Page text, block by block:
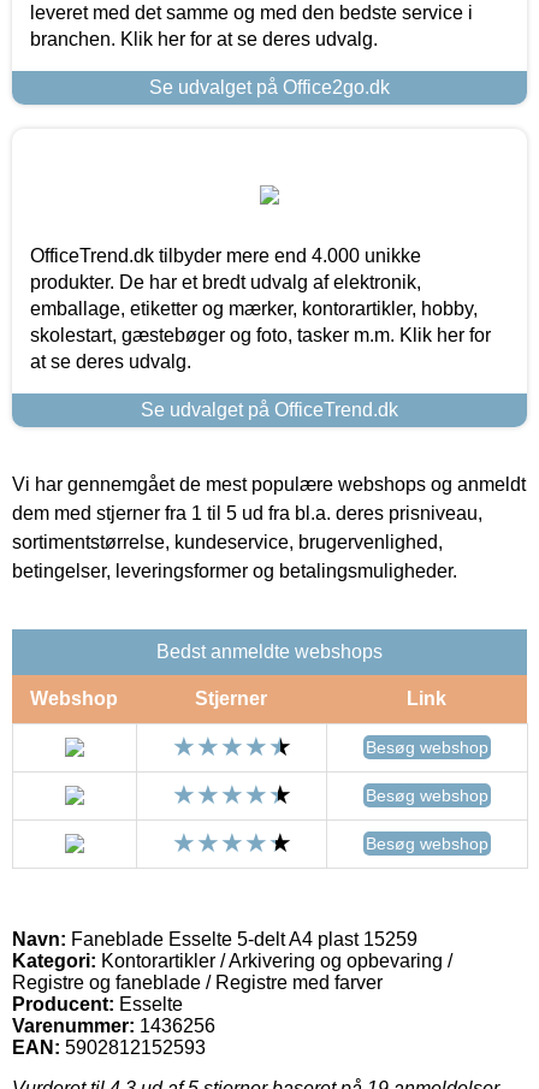
leveret med det samme og med den bedste service i
branchen. Klik her for at se deres udvalg.
Se udvalget på Office2go.dk
OfficeTrend.dk tilbyder mere end 4.000 unikke
produkter. De har et bredt udvalg af elektronik,
emballage, etiketter og mærker, kontorartikler, hobby,
skolestart, gæstebøger og foto, tasker m.m. Klik her for
at se deres udvalg.
Se udvalget på OfficeTrend.dk
Vi har gennemgået de mest populære webshops og anmeldt
dem med stjerner fra 1 til 5 ud fra bl.a. deres prisniveau,
sortimentstørrelse, kundeservice, brugervenlighed,
betingelser, leveringsformer og betalingsmuligheder.
Bedst anmeldte webshops
Webshop Stjerner Link
Besøg webshop
Besøg webshop
Besøg webshop
Navn: Faneblade Esselte 5-delt A4 plast 15259
Kategori: Kontorartikler / Arkivering og opbevaring /
Registre og faneblade / Registre med farver
Producent: Esselte
Varenummer: 1436256
EAN: 5902812152593